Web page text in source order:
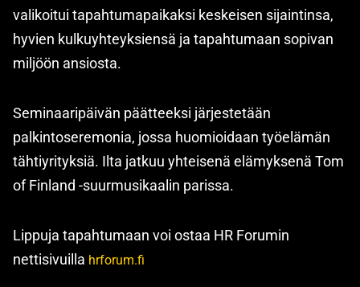
valikoitui tapahtumapaikaksi keskeisen sijaintinsa,
hyvien kulkuyhteyksiensä ja tapahtumaan sopivan
miljöön ansiosta.
Seminaaripäivän päätteeksi järjestetään
palkintoseremonia, jossa huomioidaan työelämän
tähtiyrityksiä. Ilta jatkuu yhteisenä elämyksenä Tom
of Finland -suurmusikaalin parissa.
Lippuja tapahtumaan voi ostaa HR Forumin
nettisivuilla hrforum.fi